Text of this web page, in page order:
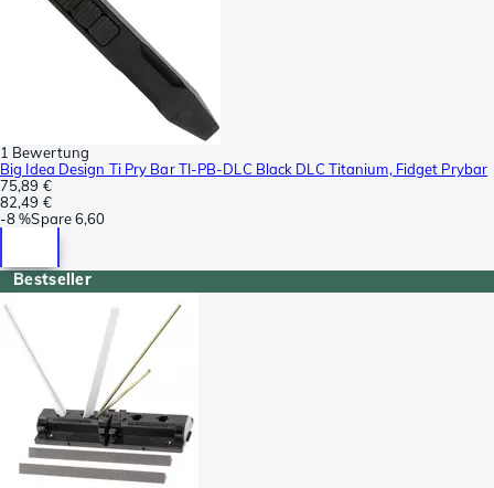
1 Bewertung
Big Idea Design Ti Pry Bar TI-PB-DLC Black DLC Titanium, Fidget Prybar
75,89 €
82,49 €
-8 %Spare6,60
Bestseller